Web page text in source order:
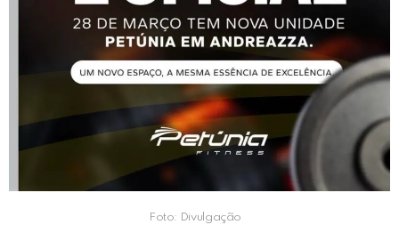
Foto: Divulgação